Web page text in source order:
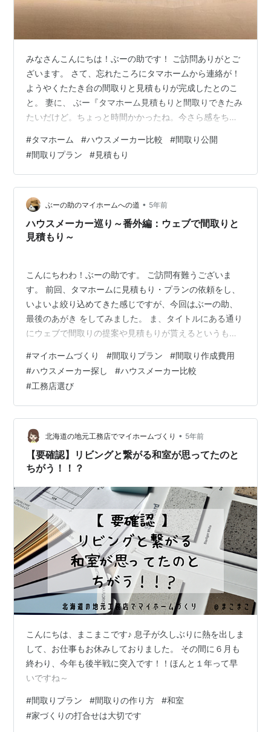
みなさんこんにちは！ぶーの助です！ ご訪問ありがとご
ざいます。 さて、忘れたころにタマホームから連絡が！
ようやくたたき台の間取りと見積もりが完成したとのこ
と。 妻に、 ぶー『タマホーム見積もりと間取りできたみ
たいだけど。ちょっと時間かかったね。今さら感をちょ
ぇ。今週は私仕事だから、ぶーの助だけで行ってきて
ー』 まあ、ほぼ地元工務店に決めていることはありまし
たが、 ・タマホームは家づくりスタートから有力候補
（原点になっているイメージ） ・ローコストと言われて
いるが、実際にいくらかかるのか ・外観、見積もりをや
はり数社分…
#タマホーム #ハウスメーカー比較 #間取り公開
#間取りプラン #見積もり
ぶーの助のマイホームへの道 • 5年前
ハウスメーカー巡り～番外編：ウェブで間取りと
見積もり～
こんにちわわ！ぶーの助です。 ご訪問有難うございま
す。 前回、タマホームに見積もり・プランの依頼をし、
いよいよ絞り込めてきた感じですが、今回はぶーの助、
最後のあがき をしてみました。 ま、タイトルにある通り
にウェブで間取りの提案や見積もりが貰えるというも
を訪問 ③その中で気に入ったところに、・間取り・見積
もりの依頼をする←ぶー家いまここ。 ④依頼する建設会
社をけてーーーい だと思います。 そこでぶーは現在③
に来ていて、ほぼ問題ないのですが、ここへきて、 ・見
積もり依頼をかけている会社が少ないんじゃないか？？
という不安に襲われています。 ぶ…
#マイホームづくり #間取りプラン #間取り作成費用
#ハウスメーカー探し #ハウスメーカー比較
#工務店選び
北海道の地元工務店でマイホームづくり • 5年前
【要確認】リビングと繋がる和室が思ってたのと
ちがう！！？
こんにちは、まこまこです♪ 息子が久しぶりに熱を出しま
して、お仕事もお休みしておりました。 その間に６月も
終わり、今年も後半戦に突入です！！ほんと１年って早
いですね～
#間取りプラン #間取りの作り方 #和室
#家づくりの打合せは大切です